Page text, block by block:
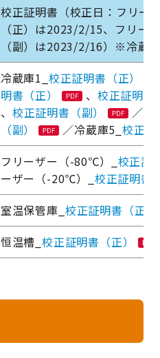
校正証明書（校正日：フリ
（正）は2023/2/15、フリ
（副）は2023/2/16）※冷蔵
冷蔵庫1_ 校正証明書（正）
明書（正）
、 校正証明書
、 校正証明書（副）
／冷
（副）
／冷蔵庫5_校正
フリーザー（-80℃）_ 校正証
ーザー（-20℃）_ 校正証明書
室温保管庫_ 校正証明書（正）
恒温槽_校正証明書（正）